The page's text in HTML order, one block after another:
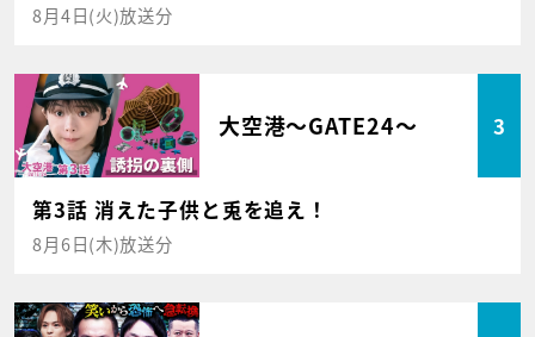
8月4日(火)放送分
大空港～GATE24～ 3
第3話 消えた子供と兎を追え！
8月6日(木)放送分